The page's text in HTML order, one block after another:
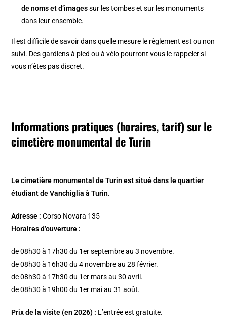
de noms et d’imagessur les tombes et sur les monuments
dans leur ensemble.
Il est difficile de savoir dans quelle mesure le règlement est ou non
suivi. Des gardiens à pied ou à vélo pourront vous le rappeler si
vous n’êtes pas discret.
Informations pratiques (horaires, tarif) sur le
cimetière monumental de Turin
Le cimetière monumental de Turin est situé dans le quartier
étudiant de Vanchiglia à Turin.
Adresse :Corso Novara 135
Horaires d’ouverture :
de 08h30 à 17h30 du 1er septembre au 3 novembre.
de 08h30 à 16h30 du 4 novembre au 28 février.
de 08h30 à 17h30 du 1er mars au 30 avril.
de 08h30 à 19h00 du 1er mai au 31 août.
Prix de la visite (en 2026) : L’entrée est gratuite.